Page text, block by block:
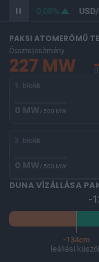
365,68 0,08%
PAKSI ATOMERŐMŰ
Összteljesítmény
227 MW
1. blokk
0 MW/ 500 MW
3. blokk
0 MW/ 500 MW
DUNA VÍZÁLLÁSA
-
-134cm
leállási